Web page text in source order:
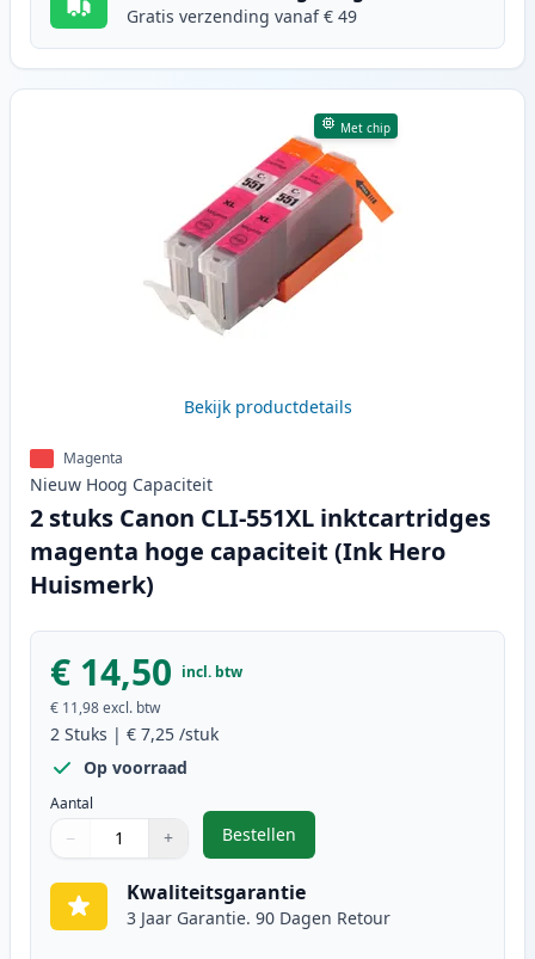
Gratis verzending vanaf € 49
Met chip
Bekijk productdetails
Magenta
Nieuw Hoog Capaciteit
2 stuks Canon CLI-551XL inktcartridges
magenta hoge capaciteit (Ink Hero
Huismerk)
€ 14,50 incl. btw
€ 11,98excl. btw
2 Stuks | € 7,25 /stuk
Op voorraad
Aantal
Gebruik de knoppen om aan te passen
− +
1
Bestellen
,2 stuks Canon CLI-551XL
Kwaliteitsgarantie
3 Jaar Garantie. 90 Dagen Retour